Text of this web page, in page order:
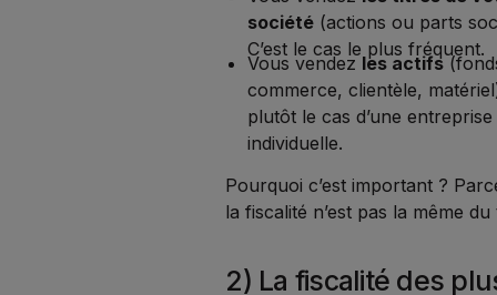
société(actions ou parts
C’est le cas le plus fréquent.
Vous vendez les actifs
commerce, clientèle,
plutôt le cas d’une entreprise
individuelle.
Pourquoi c’est important ?
la fiscalité n’est pas la même
2) La fiscalité des